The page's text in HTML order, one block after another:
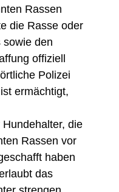
Rassen
die Rasse oder
sowie den
offiziell
Polizei
ermächtigt,
die
Rassen vor
haben
das